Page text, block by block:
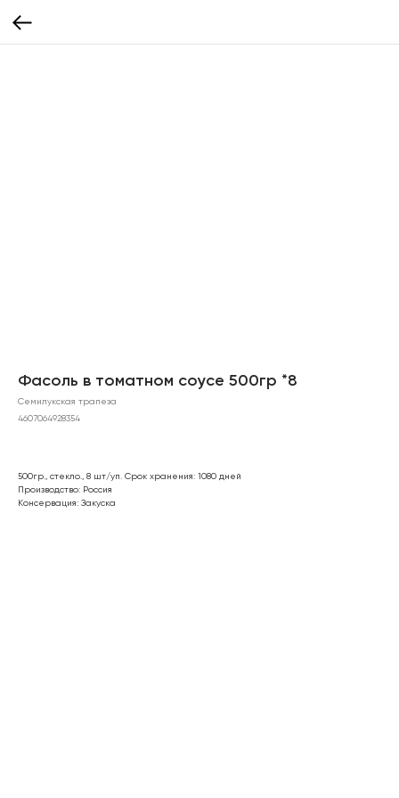
Фасоль в томатном соусе 500гр *8
Семилукская трапеза
4607064928354
500гр., стекло., 8 шт/уп. Срок хранения: 1080 дней
Производство: Россия
Консервация: Закуска